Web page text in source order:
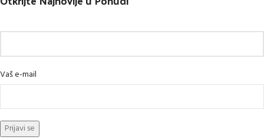
Vaš e-mail